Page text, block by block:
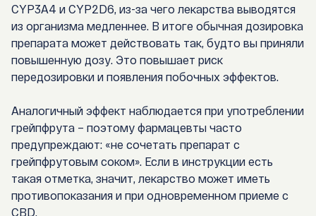
CYP3A4 и CYP2D6, из-за чего лекарства выводятся
из организма медленнее. В итоге обычная дозировка
препарата может действовать так, будто вы приняли
повышенную дозу. Это повышает риск
передозировки и появления побочных эффектов.
Аналогичный эффект наблюдается при употреблении
грейпфрута – поэтому фармацевты часто
предупреждают: «не сочетать препарат с
грейпфрутовым соком». Если в инструкции есть
такая отметка, значит, лекарство может иметь
противопоказания и при одновременном приеме с
CBD.